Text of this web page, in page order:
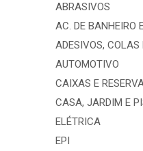
ABRASIVOS
AC. DE BANHEIRO
ADESIVOS, COLAS
AUTOMOTIVO
CAIXAS E
CASA, JARDIM E
ELÉTRICA
EPI